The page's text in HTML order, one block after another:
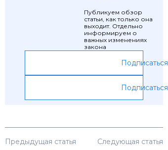
Публикуем обзор
статьи, как только она
выходит. Отдельно
информируем о
важных изменениях
закона
Подписаться
Подписаться
Предыдущая статья Следующая статья